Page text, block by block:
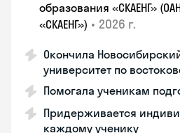
образования «СКАЕНГ»
«СКАЕНГ») • 2026 г.
Окончила
университет по
Помогала ученикам
Придерживается
каждому ученику